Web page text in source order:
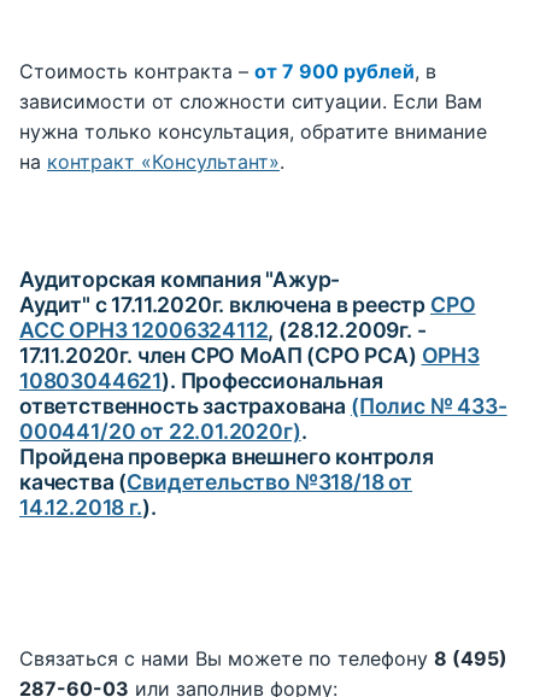
Стоимость контракта – от 7 900 рублей, в
зависимости от сложности ситуации. Если Вам
нужна только консультация, обратите внимание
на контракт «Консультант».
Аудиторская компания "Ажур-
Аудит" с 17.11.2020г. включена в реестр СРО
АСС ОРНЗ 12006324112, (28.12.2009г. -
17.11.2020г. член СРО МоАП (СРО РСА) ОРНЗ
10803044621). Профессиональная
ответственность застрахована (Полис № 433-
000441/20 от 22.01.2020г).
Пройдена проверка внешнего контроля
качества (Свидетельство №318/18 от
14.12.2018 г.).
Связаться с нами Вы можете по телефону 8 (495)
287-60-03 или заполнив форму: